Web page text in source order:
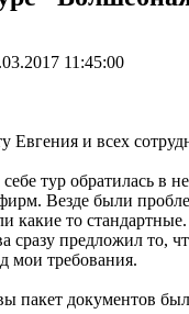
11:45:00
Евгения и всех
тур обратилась в
Везде были
какие то
сразу предложил то,
мои требования.
пакет документов